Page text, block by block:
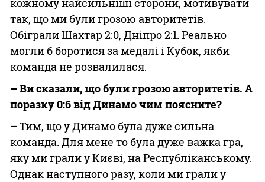
кожному найсильніші сторони, мотивувати
так, що ми були грозою авторитетів.
Обіграли Шахтар 2:0, Дніпро 2:1. Реально
могли б боротися за медалі і Кубок, якби
команда не розвалилася.
– Ви сказали, що були грозою авторитетів. А
поразку 0:6 від Динамо чим поясните?
– Тим, що у Динамо була дуже сильна
команда. Для мене то була дуже важка гра,
яку ми грали у Києві, на Республіканському.
Однак наступного разу, коли ми грали у